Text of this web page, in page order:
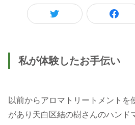
私が体験したお手伝い
以前からアロマトリートメントを
があり天白区結の樹さんのハンド